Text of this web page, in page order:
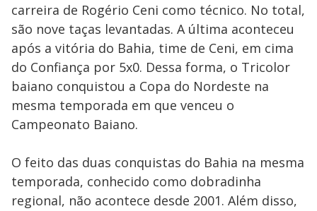
carreira de Rogério Ceni como técnico. No total,
são nove taças levantadas. A última aconteceu
após a vitória do Bahia, time de Ceni, em cima
do Confiança por 5x0. Dessa forma, o Tricolor
baiano conquistou a Copa do Nordeste na
mesma temporada em que venceu o
Campeonato Baiano.
O feito das duas conquistas do Bahia na mesma
temporada, conhecido como dobradinha
regional, não acontece desde 2001. Além disso,